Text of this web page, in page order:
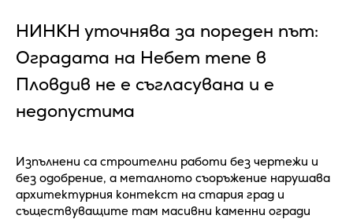
НИНКН уточнява за пореден път:
Оградата на Небет тепе в
Пловдив не е съгласувана и е
недопустима
Изпълнени са строителни работи без чертежи и
без одобрение, а металното съоръжение нарушава
архитектурния контекст на стария град и
съществуващите там масивни каменни огради